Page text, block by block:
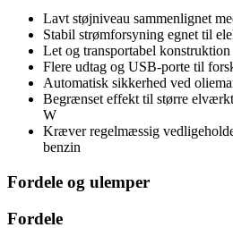
Lavt støjniveau sammenlignet
Stabil strømforsyning egnet til
Let og transportabel konstruktion
Flere udtag og USB-porte til
Automatisk sikkerhed ved
Begrænset effekt til større
W
Kræver regelmæssig
benzin
Fordele og ulemper
Fordele